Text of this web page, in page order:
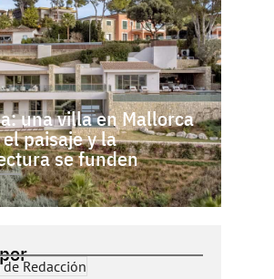
una villa en Mallorca
paisaje y la
se funden